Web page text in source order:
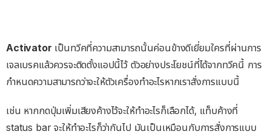
Activator เป็นทวีคที่ความสามารถนั้นค่อนข้างดีเยี่ยมใครที่ผ่านการ
เจลเบรคแล้วควรจะติดตั้งแอปนี้ไว้ ตัวอย่างประโยชน์ที่ได้จากทวีคนี้ การ
กำหนดความสามารถว่าจะให้ตัวเครื่องทำอะไรหากเราสั่งการแบบนี้
เช่น หากกดปุ่มเพิ่มเสียงค้างไว้จะให้ทำอะไรก็เลือกได้, แท็บค้างที่
status bar จะให้ทำอะไรก็ว่ากันไป มันเป็นเหมือนกับการสั่งการแบบ